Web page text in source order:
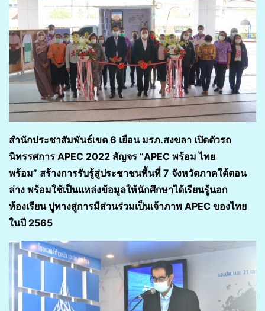
สำนักประชาสัมพันธ์เขต 6 เยือน มรภ.สงขลา เปิดตัวรถ
นิทรรศการ APEC 2022 สัญจร “APEC พร้อม ไทย
พร้อม” สร้างการรับรู้สู่ประชาชนพื้นที่ 7 จังหวัดภาคใต้ตอน
ล่าง พร้อมใช้เป็นแหล่งข้อมูลให้นักศึกษาได้เรียนรู้นอก
ห้องเรียน ปูทางสู่การมีส่วนร่วมเป็นเจ้าภาพ APEC ของไทย
ในปี 2565